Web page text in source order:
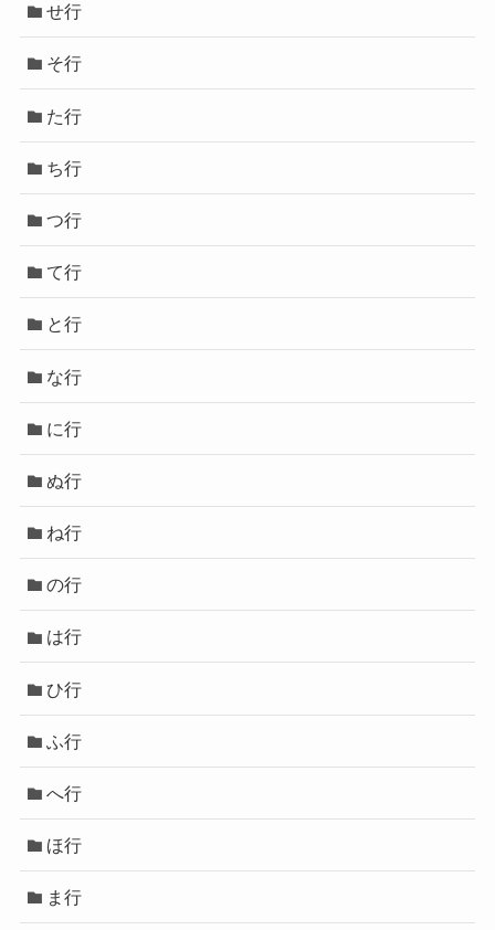
せ行
そ行
た行
ち行
つ行
て行
と行
な行
に行
ぬ行
ね行
の行
は行
ひ行
ふ行
へ行
ほ行
ま行